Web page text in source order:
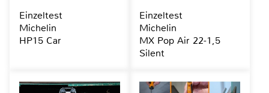
Einzeltest
Michelin
HP15 Car
Einzeltest
Michelin
MX Pop Air 22-1,5
Silent